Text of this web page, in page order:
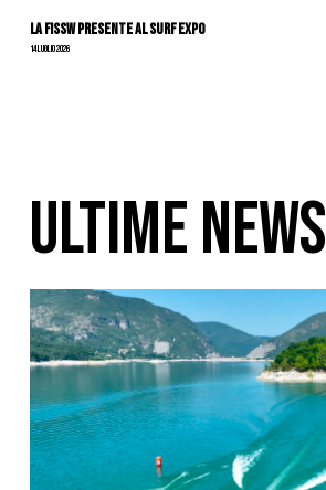
La FISSW presente al Surf Expo
14 Luglio 2026
ULTIME NEWS